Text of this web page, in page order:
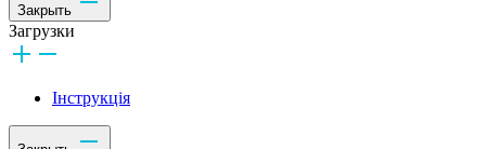
Закрыть
Загрузки
Інструкція